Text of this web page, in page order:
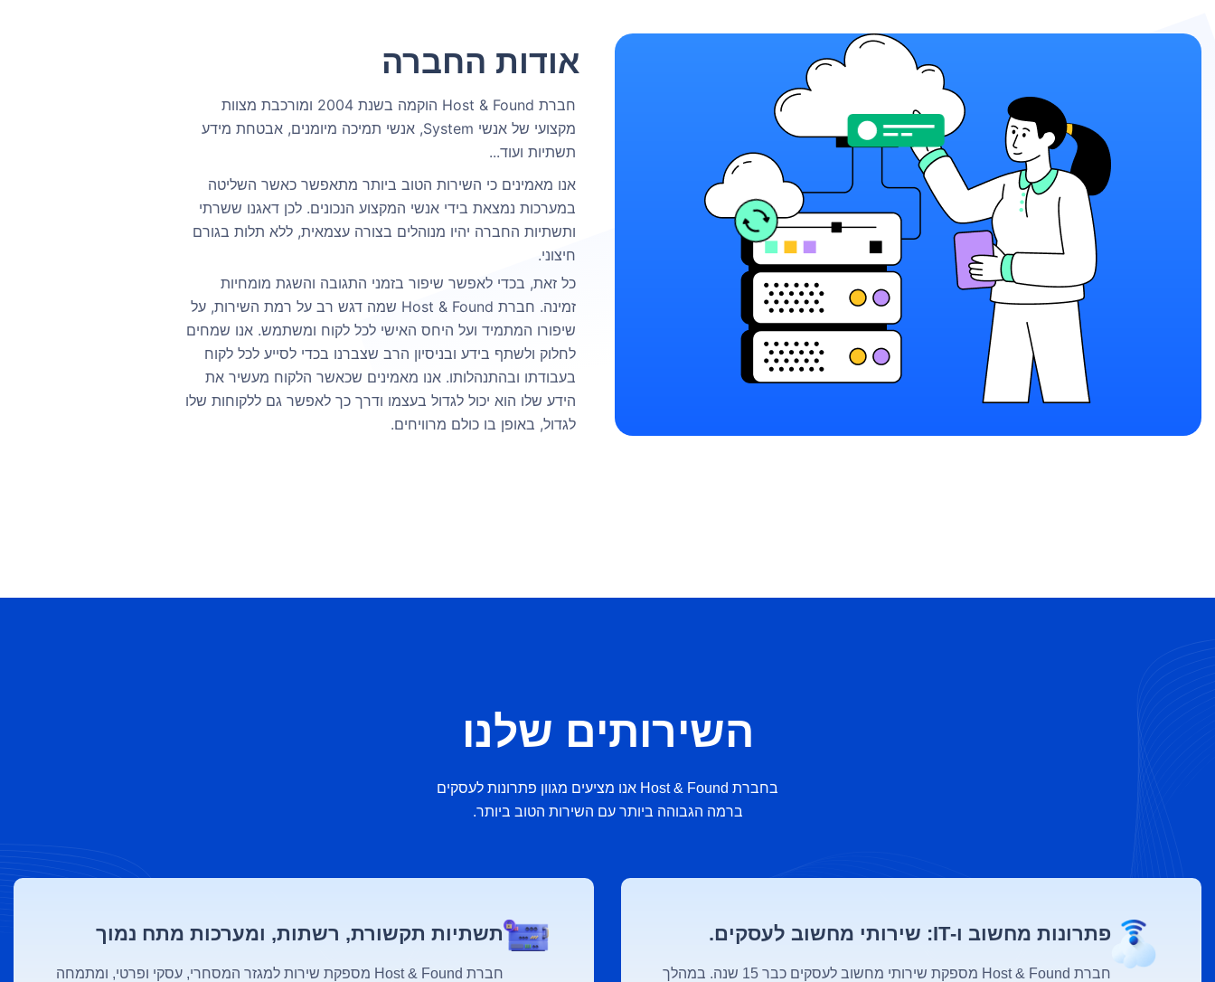
אודות החברה
חברת Host & Found הוקמה בשנת 2004 ומורכבת מצוות
מקצועי של אנשי System, אנשי תמיכה מיומנים, אבטחת מידע
תשתיות ועוד...
אנו מאמינים כי השירות הטוב ביותר מתאפשר כאשר השליטה
במערכות נמצאת בידי אנשי המקצוע הנכונים. לכן דאגנו ששרתי
ותשתיות החברה יהיו מנוהלים בצורה עצמאית, ללא תלות בגורם
חיצוני.
כל זאת, בכדי לאפשר שיפור בזמני התגובה והשגת מומחיות
זמינה. חברת Host & Found שמה דגש רב על רמת השירות, על
שיפורו המתמיד ועל היחס האישי לכל לקוח ומשתמש. אנו שמחים
לחלוק ולשתף בידע ובניסיון הרב שצברנו בכדי לסייע לכל לקוח
בעבודתו ובהתנהלותו. אנו מאמינים שכאשר הלקוח מעשיר את
הידע שלו הוא יכול לגדול בעצמו ודרך כך לאפשר גם ללקוחות שלו
לגדול, באופן בו כולם מרוויחים.
השירותים שלנו
בחברת Host & Found אנו מציעים מגוון פתרונות לעסקים
ברמה הגבוהה ביותר עם השירות הטוב ביותר.
פתרונות מחשוב ו-IT: שירותי מחשוב לעסקים.
חברת Host & Found מספקת שירותי מחשוב לעסקים כבר 15 שנה. במהלך
תשתיות תקשורת, רשתות, ומערכות מתח נמוך
חברת Host & Found מספקת שירות למגזר המסחרי, עסקי ופרטי, ומתמחה